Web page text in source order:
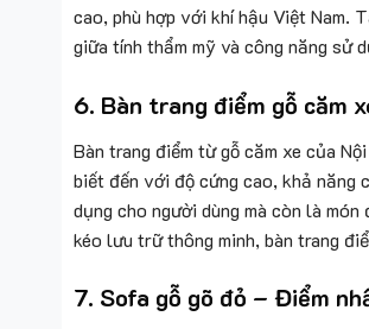
cao, phù hợp với khí hậu Việt Nam.
giữa tính thẩm mỹ và công năng sử
6. Bàn trang điểm gỗ căm
Bàn trang điểm từ gỗ căm xe của
biết đến với độ cứng cao, khả năng
dụng cho người dùng mà còn là
kéo lưu trữ thông minh, bàn trang
7. Sofa gỗ gõ đỏ – Điểm